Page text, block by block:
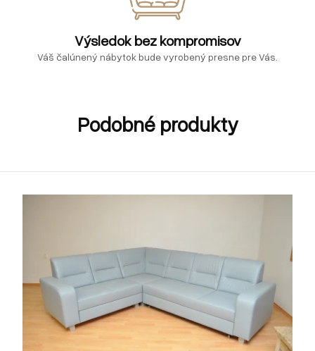
Výsledok bez kompromisov
Váš čalúnený nábytok bude vyrobený presne pre Vás.
Podobné produkty